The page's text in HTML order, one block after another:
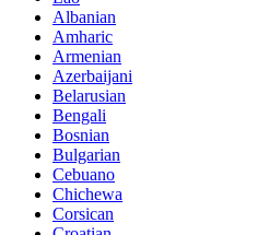
Albanian
Amharic
Armenian
Azerbaijani
Belarusian
Bengali
Bosnian
Bulgarian
Cebuano
Chichewa
Corsican